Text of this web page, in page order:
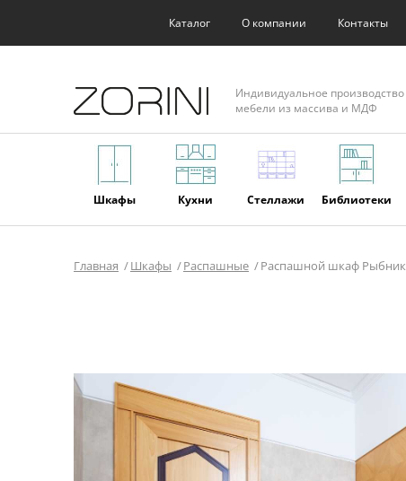
Каталог О компании Контакты
Индивидуальное производство
мебели из массива и МДФ
Шкафы Кухни Стеллажи Библиотеки
Главная Шкафы Распашные Распашной шкаф Рыбник